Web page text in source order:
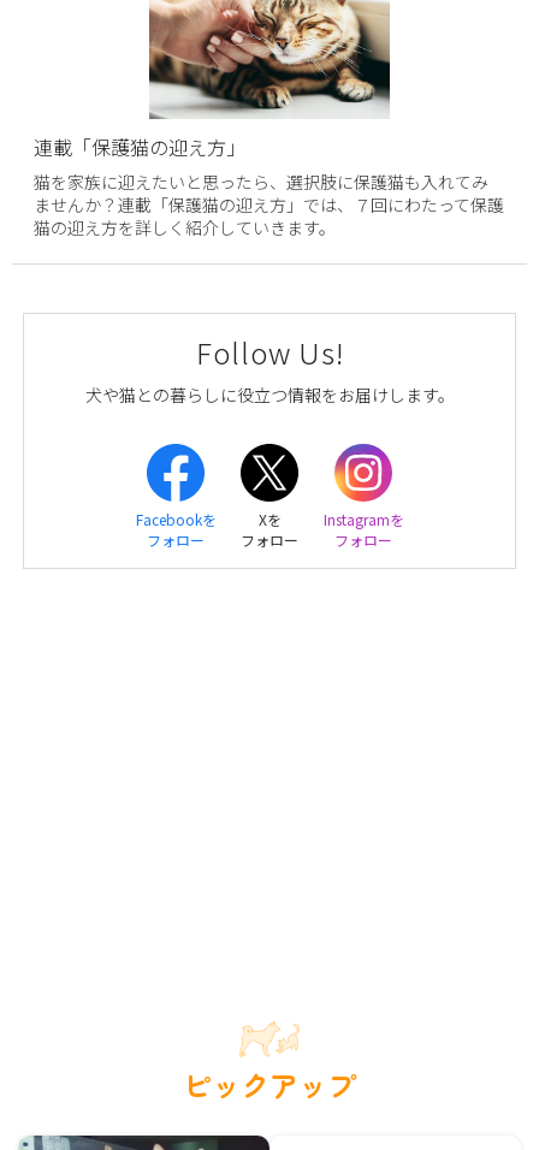
連載「保護猫の迎え方」
猫を家族に迎えたいと思ったら、選択肢に保護猫も入れてみ
ませんか？連載「保護猫の迎え方」では、７回にわたって保護
猫の迎え方を詳しく紹介していきます。
Follow Us!
犬や猫との暮らしに役立つ情報をお届けします。
Facebookを
フォロー
Xを
フォロー
Instagramを
フォロー
ピックアップ